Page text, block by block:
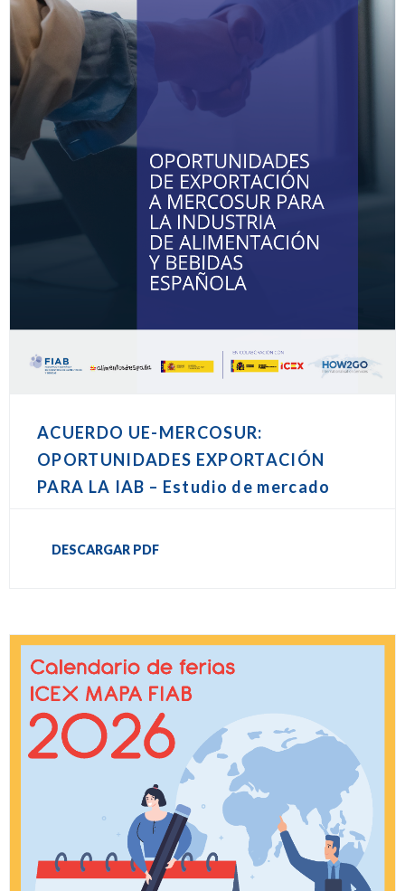
ACUERDO UE-MERCOSUR:
OPORTUNIDADES EXPORTACIÓN
PARA LA IAB – Estudio de mercado
DESCARGAR PDF